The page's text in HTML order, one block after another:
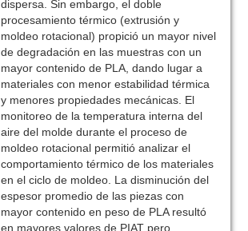
dispersa. Sin embargo, el doble
procesamiento térmico (extrusión y
moldeo rotacional) propició un mayor nivel
de degradación en las muestras con un
mayor contenido de PLA, dando lugar a
materiales con menor estabilidad térmica
y menores propiedades mecánicas. El
monitoreo de la temperatura interna del
aire del molde durante el proceso de
moldeo rotacional permitió analizar el
comportamiento térmico de los materiales
en el ciclo de moldeo. La disminución del
espesor promedio de las piezas con
mayor contenido en peso de PLA resultó
en mayores valores de PIAT pero